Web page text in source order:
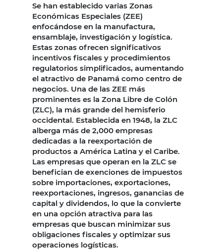
Se han establecido varias Zonas
Económicas Especiales (ZEE)
enfocándose en la manufactura,
ensamblaje, investigación y logística.
Estas zonas ofrecen significativos
incentivos fiscales y procedimientos
regulatorios simplificados, aumentando
el atractivo de Panamá como centro de
negocios. Una de las ZEE más
prominentes es la Zona Libre de Colón
(ZLC), la más grande del hemisferio
occidental. Establecida en 1948, la ZLC
alberga más de 2,000 empresas
dedicadas a la reexportación de
productos a América Latina y el Caribe.
Las empresas que operan en la ZLC se
benefician de exenciones de impuestos
sobre importaciones, exportaciones,
reexportaciones, ingresos, ganancias de
capital y dividendos, lo que la convierte
en una opción atractiva para las
empresas que buscan minimizar sus
obligaciones fiscales y optimizar sus
operaciones logísticas.